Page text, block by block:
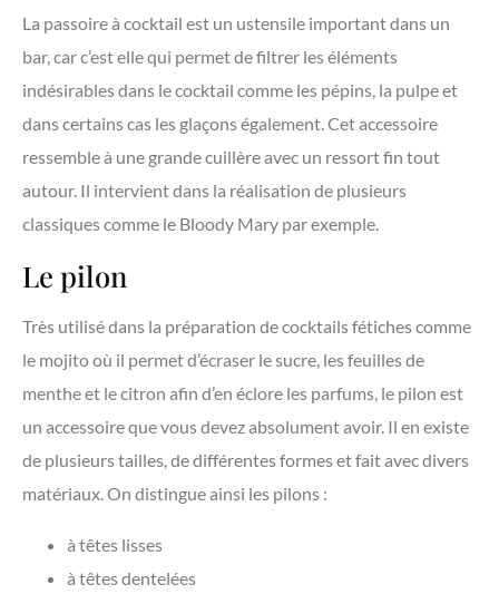
La passoire à cocktail est un ustensile important dans un
bar, car c’est elle qui permet de filtrer les éléments
indésirables dans le cocktail comme les pépins, la pulpe et
dans certains cas les glaçons également. Cet accessoire
ressemble à une grande cuillère avec un ressort fin tout
autour. Il intervient dans la réalisation de plusieurs
classiques comme le Bloody Mary par exemple.
Le pilon
Très utilisé dans la préparation de cocktails fétiches comme
le mojito où il permet d’écraser le sucre, les feuilles de
menthe et le citron afin d’en éclore les parfums, le pilon est
un accessoire que vous devez absolument avoir. Il en existe
de plusieurs tailles, de différentes formes et fait avec divers
matériaux. On distingue ainsi les pilons :
à têtes lisses
à têtes dentelées